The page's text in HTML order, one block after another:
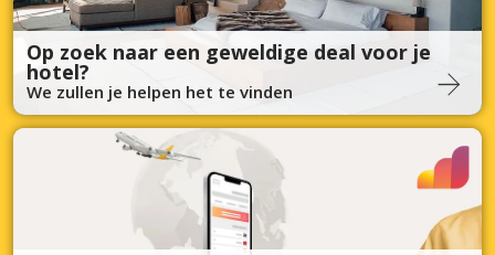
Op zoek naar een geweldige deal voor je
hotel?
We zullen je helpen het te vinden